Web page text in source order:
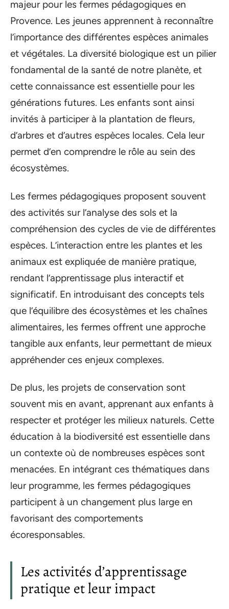
majeur pour les fermes pédagogiques en
Provence. Les jeunes apprennent à reconnaître
l’importance des différentes espèces animales
et végétales. La diversité biologique est un pilier
fondamental de la santé de notre planète, et
cette connaissance est essentielle pour les
générations futures. Les enfants sont ainsi
invités à participer à la plantation de fleurs,
d’arbres et d’autres espèces locales. Cela leur
permet d’en comprendre le rôle au sein des
écosystèmes.
Les fermes pédagogiques proposent souvent
des activités sur l’analyse des sols et la
compréhension des cycles de vie de différentes
espèces. L’interaction entre les plantes et les
animaux est expliquée de manière pratique,
rendant l’apprentissage plus interactif et
significatif. En introduisant des concepts tels
que l’équilibre des écosystèmes et les chaînes
alimentaires, les fermes offrent une approche
tangible aux enfants, leur permettant de mieux
appréhender ces enjeux complexes.
De plus, les projets de conservation sont
souvent mis en avant, apprenant aux enfants à
respecter et protéger les milieux naturels. Cette
éducation à la biodiversité est essentielle dans
un contexte où de nombreuses espèces sont
menacées. En intégrant ces thématiques dans
leur programme, les fermes pédagogiques
participent à un changement plus large en
favorisant des comportements
écoresponsables.
Les activités d’apprentissage
pratique et leur impact